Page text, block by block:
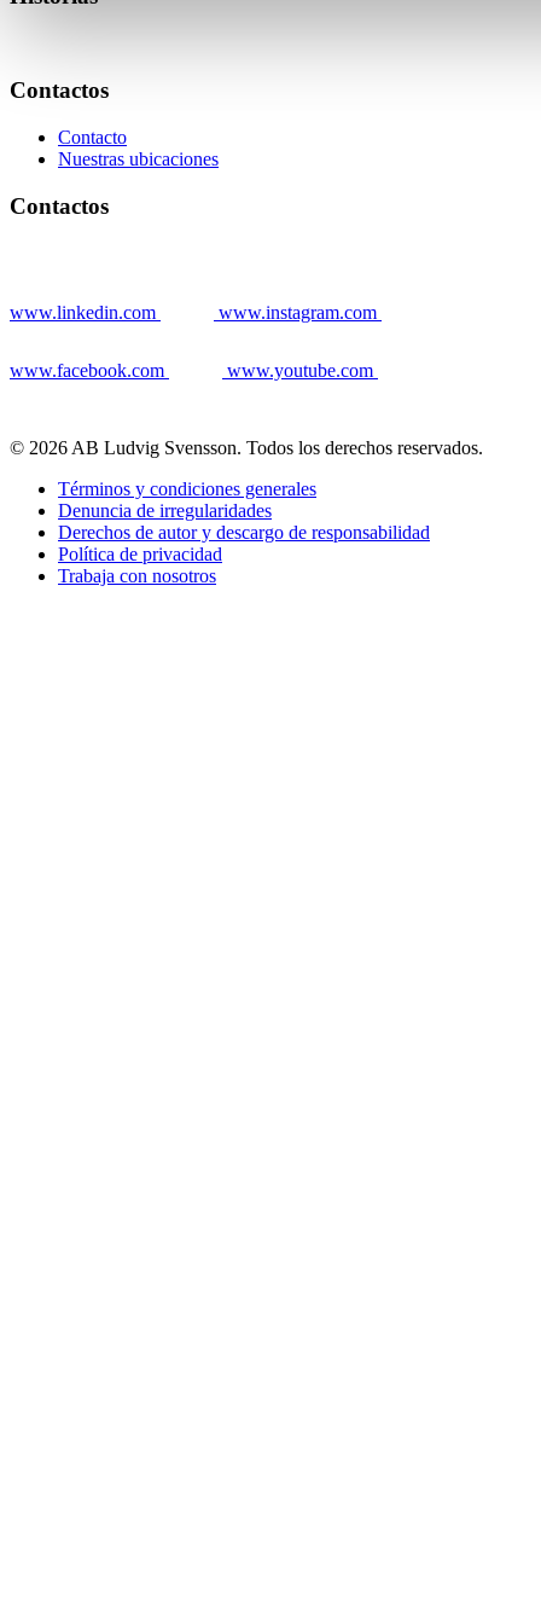
Contactos
Contacto
Nuestras ubicaciones
Contactos
www.linkedin.com www.instagram.com
www.facebook.com www.youtube.com
© 2026 AB Ludvig Svensson. Todos los derechos reservados.
Términos y condiciones generales
Denuncia de irregularidades
Derechos de autor y descargo de responsabilidad
Política de privacidad
Trabaja con nosotros